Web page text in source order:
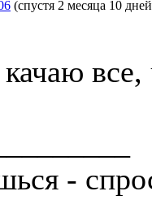
(спустя 2 месяца 10
все,
-